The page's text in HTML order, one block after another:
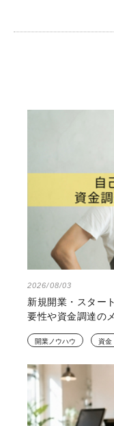
2026/08/03
新規開業・スター
要性や資金調達の
開業ノウハウ 資金